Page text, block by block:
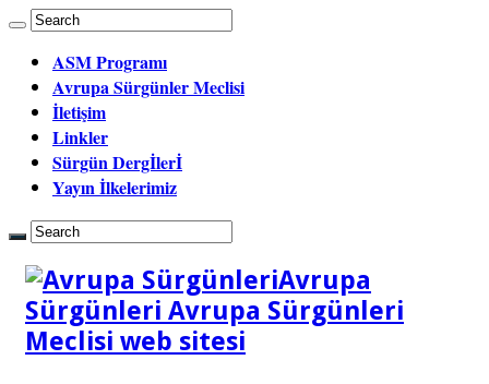
ASM Programı
Avrupa Sürgünler Meclisi
İletişim
Linkler
Sürgün Dergİlerİ
Yayın İlkelerimiz
Avrupa
Sürgünleri Avrupa Sürgünleri
Meclisi web sitesi